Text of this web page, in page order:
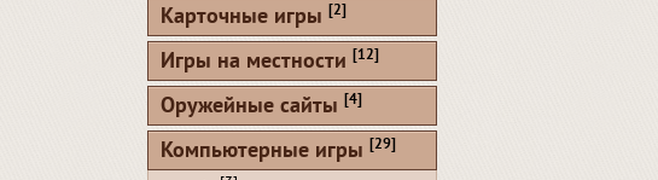
Карточные игры [2]
Игры на местности [12]
Оружейные сайты [4]
Компьютерные игры [29]